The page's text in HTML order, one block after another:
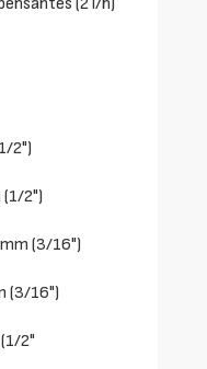
(2 l/h)
2")
2")
(3/16")
(3/16")
2"